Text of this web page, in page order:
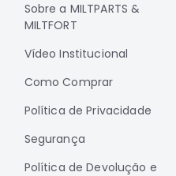
Sobre a MILTPARTS &
MILTFORT
Vídeo Institucional
Como Comprar
Política de Privacidade
Segurança
Política de Devolução e